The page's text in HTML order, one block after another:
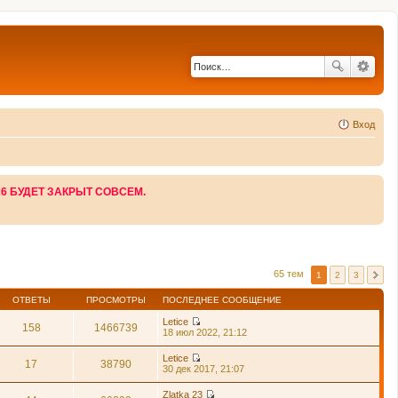
Вход
БУДЕТ ЗАКРЫТ СОВСЕМ.
65 тем 1 2 3
ОТВЕТЫ ПРОСМОТРЫ ПОСЛЕДНЕЕ СООБЩЕНИЕ
158 1466739
Letice
П
й
т
и
18 июл 2022, 21:12
17 38790
Letice
П
30 дек 2017, 21:07
Zlatka 23